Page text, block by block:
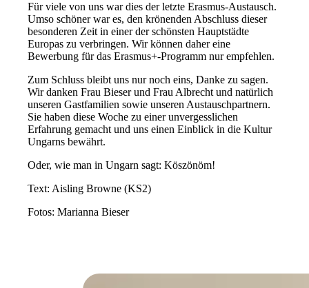
Für viele von uns war dies der letzte Erasmus-Austausch.
Umso schöner war es, den krönenden Abschluss dieser
besonderen Zeit in einer der schönsten Hauptstädte
Europas zu verbringen. Wir können daher eine
Bewerbung für das Erasmus+-Programm nur empfehlen.
Zum Schluss bleibt uns nur noch eins, Danke zu sagen.
Wir danken Frau Bieser und Frau Albrecht und natürlich
unseren Gastfamilien sowie unseren Austauschpartnern.
Sie haben diese Woche zu einer unvergesslichen
Erfahrung gemacht und uns einen Einblick in die Kultur
Ungarns bewährt.
Oder, wie man in Ungarn sagt: Köszönöm!
Text: Aisling Browne (KS2)
Fotos: Marianna Bieser